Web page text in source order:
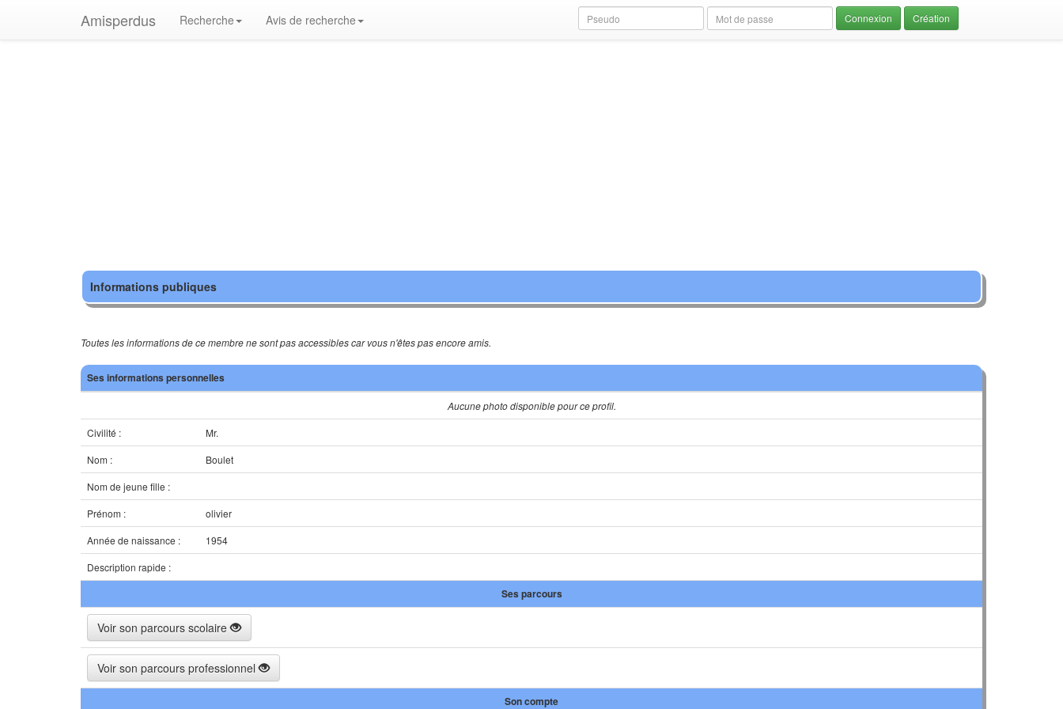
Amisperdus Recherche Avis de recherche Création
Informations publiques
Toutes les informations de ce membre ne sont pas accessibles car vous n'êtes pas encore amis.
Ses informations personnelles
Aucune photo disponible pour ce profil.
Civilité :
Mr.
Nom :
Boulet
Nom de jeune fille :
Prénom :
olivier
Année de naissance :
1954
Description rapide :
Ses parcours
Voir son parcours scolaire
Voir son parcours professionnel
Son compte